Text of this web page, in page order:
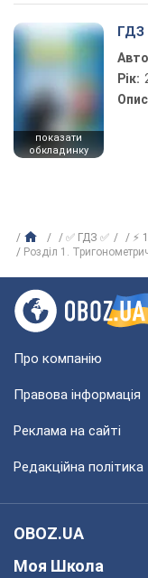
показати
обкладинку
ГДЗ
Рік:
✅ ГДЗ ✅ ⚡
Розділ 1.
Про компанію
Правова інформація
Реклама на сайті
Редакційна політика
OBOZ.UA
Моя Школа